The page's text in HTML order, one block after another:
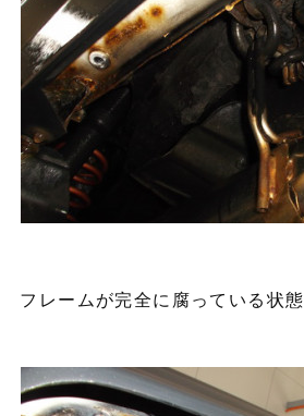
フレームが完全に腐っている状態